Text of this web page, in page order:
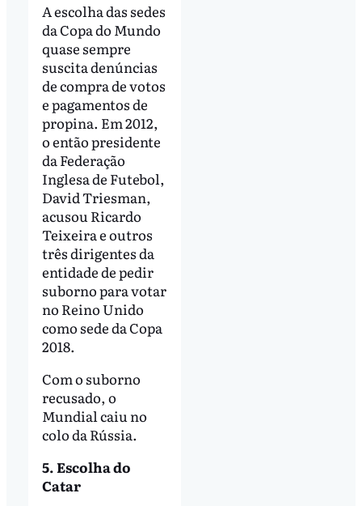
A escolha das sedes
da Copa do Mundo
quase sempre
suscita denúncias
de compra de votos
e pagamentos de
propina. Em 2012,
o então presidente
da Federação
Inglesa de Futebol,
David Triesman,
acusou Ricardo
Teixeira e outros
três dirigentes da
entidade de pedir
suborno para votar
no Reino Unido
como sede da Copa
2018.
Com o suborno
recusado, o
Mundial caiu no
colo da Rússia.
5. Escolha do
Catar